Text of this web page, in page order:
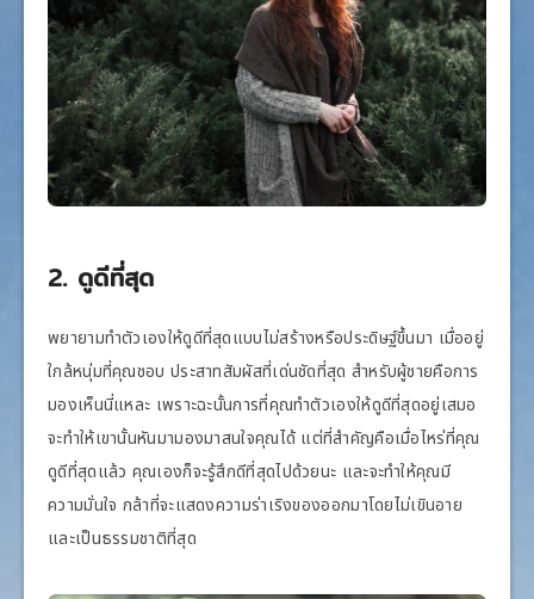
2. ดูดีที่สุด
พยายามทำตัวเองให้ดูดีที่สุดแบบไม่สร้างหรือประดิษฐ์ขึ้นมา เมื่ออยู่
ใกล้หนุ่มที่คุณชอบ ประสาทสัมผัสที่เด่นชัดที่สุด สำหรับผู้ชายคือการ
มองเห็นนี่แหละ เพราะฉะนั้นการที่คุณทำตัวเองให้ดูดีที่สุดอยู่เสมอ
จะทำให้เขานั้นหันมามองมาสนใจคุณได้ แต่ที่สำคัญคือเมื่อไหร่ที่คุณ
ดูดีที่สุดแล้ว คุณเองก็จะรู้สึกดีที่สุดไปด้วยนะ และจะทำให้คุณมี
ความมั่นใจ กล้าที่จะแสดงความร่าเริงของออกมาโดยไม่เขินอาย
และเป็นธรรมชาติที่สุด